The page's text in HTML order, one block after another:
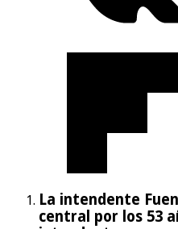
La intendente
central por los 53